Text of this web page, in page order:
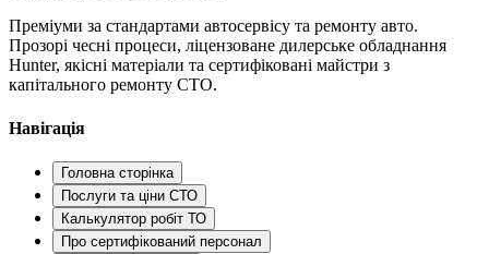
Преміуми за стандартами автосервісу та ремонту авто.
Прозорі чесні процеси, ліцензоване дилерське обладнання
Hunter, якісні матеріали та сертифіковані майстри з
капітального ремонту СТО.
Навігація
Головна сторінка
Послуги та ціни СТО
Калькулятор робіт ТО
Про сертифікований персонал